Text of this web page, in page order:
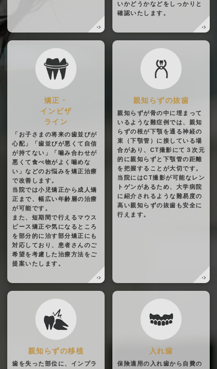
いかどうかなどをしっかりと
確認いたします。
矯正・
インビザ
ライン
「お子さまの将来の歯並びが
心配」「歯並びが悪くて自信
が持てない」「噛み合わせが
悪くて食べ物がよく噛めな
い」などのお悩みを矯正治療
で改善します。
当院では小児矯正から成人矯
正まで、幅広い年齢層の治療
が可能です。
また、短期間で行えるマウス
ピース矯正や気になるところ
を部分的に治す部分矯正にも
対応しており、患者さんのご
希望を考慮した治療方法をご
提案いたします。
親知らずの抜歯
親知らずが骨の中に埋まって
いるような難症例では、親知
らずの根が下顎を通る神経の
束（下顎管）に接している場
合があり、CT撮影にて３次元
的に親知らずと下顎管の距離
を把握することが大切です。
当院にはCT撮影が可能なレン
トゲンがあるため、大学病院
に紹介されるような難易度の
高い親知らずの抜歯も安全に
行えます。
親知らずの移植
歯を失った部位に、インプラ
入れ歯
保険適用の入れ歯から自費の